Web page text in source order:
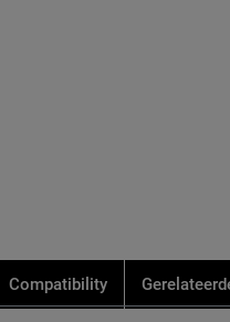
Compatibility